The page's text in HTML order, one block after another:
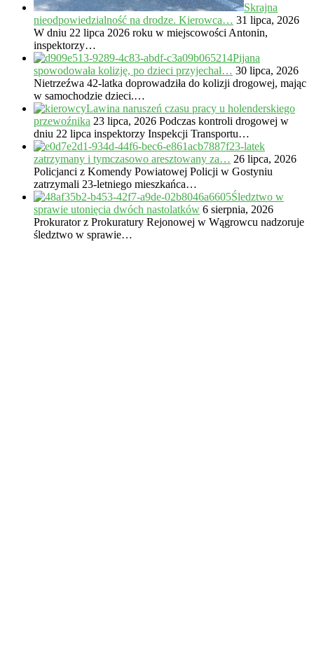
Skrajna
nieodpowiedzialność na drodze. Kierowca… 31 lipca, 2026
W dniu 22 lipca 2026 roku w miejscowości Antonin,
inspektorzy…
Pijana
spowodowała kolizję, po dzieci przyjechał… 30 lipca, 2026
Nietrzeźwa 42-latka doprowadziła do kolizji drogowej, mając
w samochodzie dzieci.…
Lawina naruszeń czasu pracy u holenderskiego
przewoźnika 23 lipca, 2026 Podczas kontroli drogowej w
dniu 22 lipca inspektorzy Inspekcji Transportu…
23-latek
zatrzymany i tymczasowo aresztowany za… 26 lipca, 2026
Policjanci z Komendy Powiatowej Policji w Gostyniu
zatrzymali 23-letniego mieszkańca…
Śledztwo w
sprawie utonięcia dwóch nastolatków 6 sierpnia, 2026
Prokurator z Prokuratury Rejonowej w Wągrowcu nadzoruje
śledztwo w sprawie…